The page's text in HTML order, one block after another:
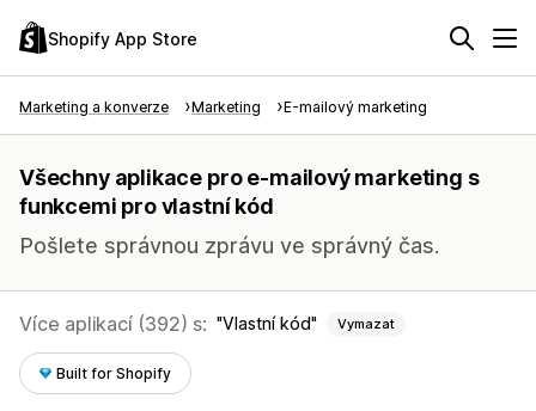
Shopify App Store
Marketing a konverze Marketing E-mailový marketing
Všechny aplikace pro e-mailový marketing s
funkcemi pro vlastní kód
Pošlete správnou zprávu ve správný čas.
Více aplikací (392) s: Vlastní kód Vymazat
Built for Shopify